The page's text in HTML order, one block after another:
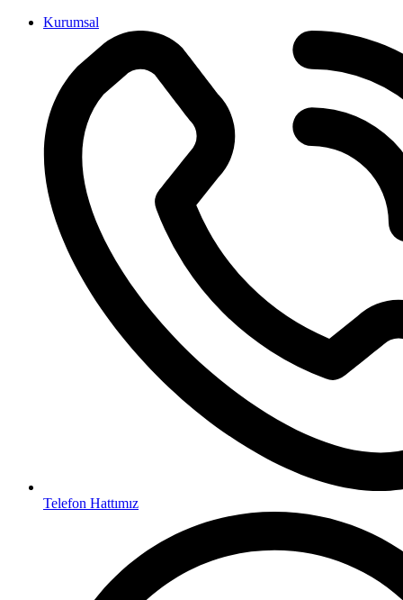
İçeriğeKurumsal
Telefon Hattımız